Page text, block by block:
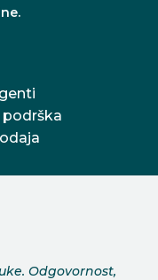
Odgovornost,